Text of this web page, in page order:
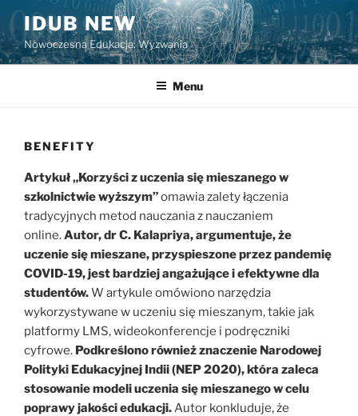
Przejdź
treści
IDUB NEW
Nowoczesna Edukacja: Wyzwania
Menu
BENEFITY
Artykuł „Korzyści z uczenia się mieszanego w
szkolnictwie wyższym”omawia zalety łączenia
tradycyjnych metod nauczania z nauczaniem
online.Autor, dr C. Kalapriya, argumentuje, że
uczenie się mieszane, przyspieszone przez pandemię
COVID-19, jest bardziej angażujące i efektywne dla
studentów.W artykule omówiono narzędzia
wykorzystywane w uczeniu się mieszanym, takie jak
platformy LMS, wideokonferencje i podręczniki
cyfrowe. Podkreślono również znaczenie Narodowej
Polityki Edukacyjnej Indii (NEP 2020), która zaleca
stosowanie modeli uczenia się mieszanego w celu
poprawy jakości edukacji.Autor konkluduje, że